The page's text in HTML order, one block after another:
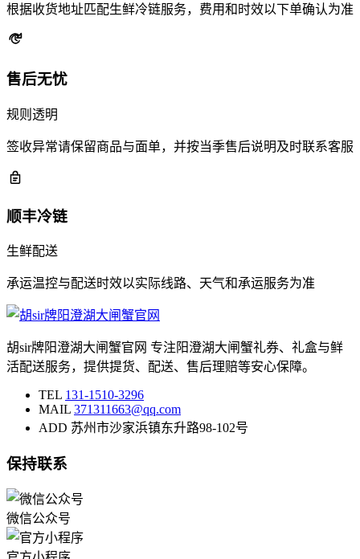
根据收货地址匹配生鲜冷链服务，费用和时效以下单确认为准
售后无忧
规则透明
签收异常请保留商品与面单，并按当季售后说明及时联系客服
顺丰冷链
生鲜配送
承运温控与配送时效以实际线路、天气和承运服务为准
胡sir牌阳澄湖大闸蟹官网 专注阳澄湖大闸蟹礼券、礼盒与鲜
活配送服务，提供提货、配送、售后理赔等安心保障。
TEL 131-1510-3296
MAIL 371311663@qq.com
ADD 苏州市沙家浜镇东升路98-102号
保持联系
微信公众号